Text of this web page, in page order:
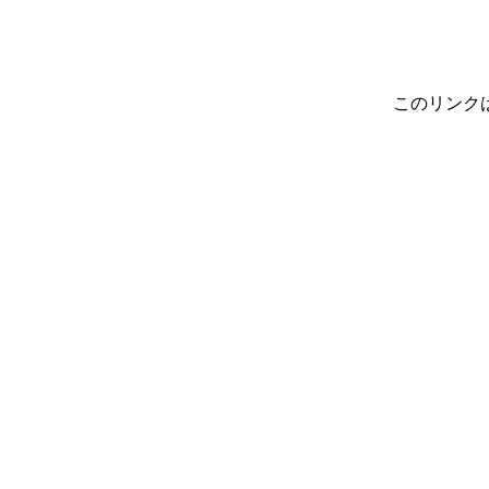
このリンク